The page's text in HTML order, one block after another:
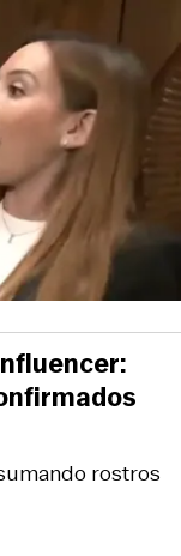
rostros